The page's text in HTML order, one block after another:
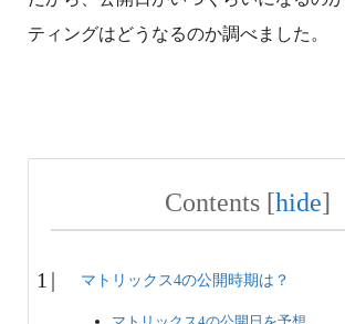
ティングはどうなるのか調べました。
Contents [hide]
マトリックス4の公開時期は？